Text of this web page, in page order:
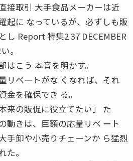
接取引 大手食品メーカーは近
起に なっているが、必ずしも販
し Report 特集2 37 DECEMBER
。
こう 本音を明かす。
リベートがな くなれば、それ
金を確保でき る。
来の販促に役立てたい」 た
動きは、巨額の応量リベ ート
手卸や小売りチェーンか ら猛烈
た。